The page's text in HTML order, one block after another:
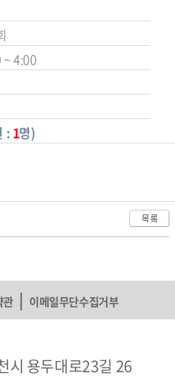
~ 4:00
: 1명)
관| 이메일무단수집거부
시 용두대로23길 26